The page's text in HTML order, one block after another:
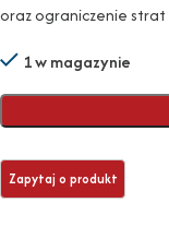
oraz ograniczenie strat
1 w magazynie